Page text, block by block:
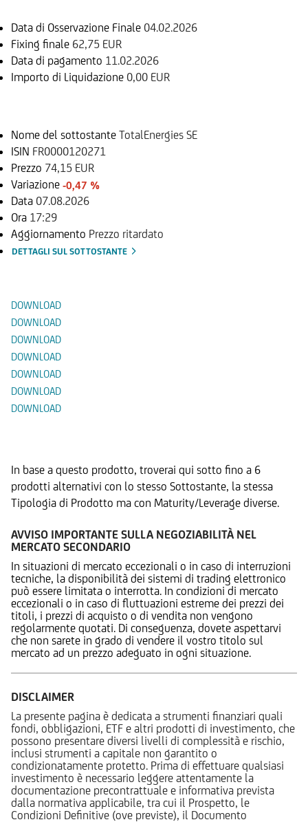
Data di Osservazione Finale 04.02.2026
Fixing finale 62,75 EUR
Data di pagamento 11.02.2026
Importo di Liquidazione 0,00 EUR
Nome del sottostante TotalEnergies SE
ISIN FR0000120271
Prezzo 74,15 EUR
Variazione -0,47 %
Data 07.08.2026
Ora 17:29
Aggiornamento Prezzo ritardato
DETTAGLI SUL SOTTOSTANTE
DOWNLOAD
DOWNLOAD
DOWNLOAD
DOWNLOAD
DOWNLOAD
DOWNLOAD
DOWNLOAD
In base a questo prodotto, troverai qui sotto fino a 6
prodotti alternativi con lo stesso Sottostante, la stessa
Tipologia di Prodotto ma con Maturity/Leverage diverse.
AVVISO IMPORTANTE SULLA NEGOZIABILITÀ NEL
MERCATO SECONDARIO
In situazioni di mercato eccezionali o in caso di interruzioni
tecniche, la disponibilità dei sistemi di trading elettronico
può essere limitata o interrotta. In condizioni di mercato
eccezionali o in caso di fluttuazioni estreme dei prezzi dei
titoli, i prezzi di acquisto o di vendita non vengono
regolarmente quotati. Di conseguenza, dovete aspettarvi
che non sarete in grado di vendere il vostro titolo sul
mercato ad un prezzo adeguato in ogni situazione.
DISCLAIMER
La presente pagina è dedicata a strumenti finanziari quali
fondi, obbligazioni, ETF e altri prodotti di investimento, che
possono presentare diversi livelli di complessità e rischio,
inclusi strumenti a capitale non garantito o
condizionatamente protetto. Prima di effettuare qualsiasi
investimento è necessario leggere attentamente la
documentazione precontrattuale e informativa prevista
dalla normativa applicabile, tra cui il Prospetto, le
Condizioni Definitive (ove previste), il Documento